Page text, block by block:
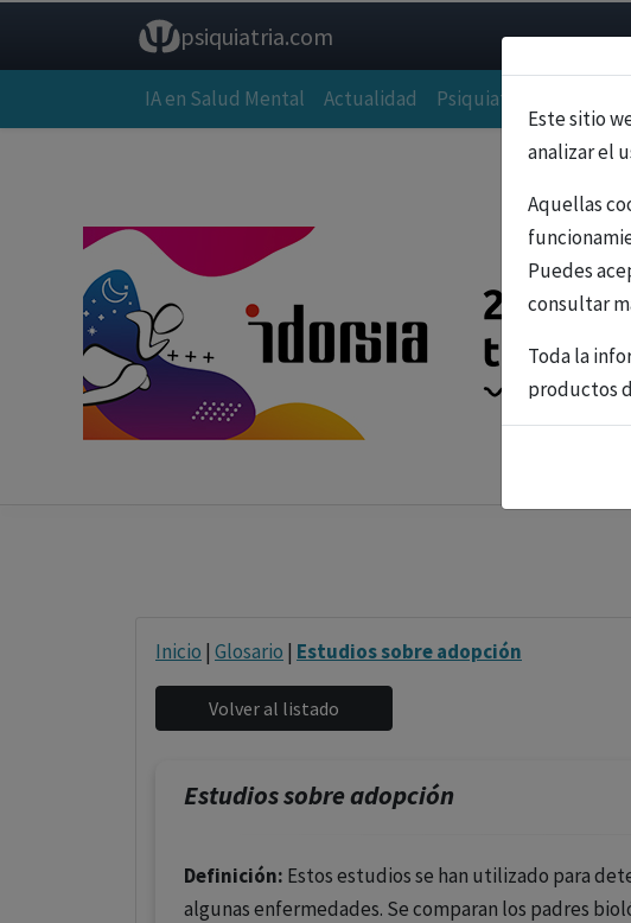
psiquiatria.com
IA en Salud Mental Actualidad Psiquiatría
Este sitio
analizar el
Aquellas
Puedes
consultar
Toda la
productos
prescribir
Inicio | Glosario | Estudios sobre adopción
Estudios sobre adopción
Definición: Estos estudios se han utilizado para
algunas enfermedades. Se comparan los padres